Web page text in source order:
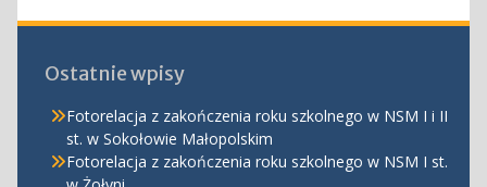
Ostatnie wpisy
Fotorelacja z zakończenia roku szkolnego w NSM I i II
st. w Sokołowie Małopolskim
Fotorelacja z zakończenia roku szkolnego w NSM I st.